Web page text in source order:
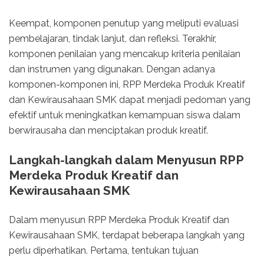
Keempat, komponen penutup yang meliputi evaluasi
pembelajaran, tindak lanjut, dan refleksi. Terakhir,
komponen penilaian yang mencakup kriteria penilaian
dan instrumen yang digunakan. Dengan adanya
komponen-komponen ini, RPP Merdeka Produk Kreatif
dan Kewirausahaan SMK dapat menjadi pedoman yang
efektif untuk meningkatkan kemampuan siswa dalam
berwirausaha dan menciptakan produk kreatif.
Langkah-langkah dalam Menyusun RPP
Merdeka Produk Kreatif dan
Kewirausahaan SMK
Dalam menyusun RPP Merdeka Produk Kreatif dan
Kewirausahaan SMK, terdapat beberapa langkah yang
perlu diperhatikan. Pertama, tentukan tujuan